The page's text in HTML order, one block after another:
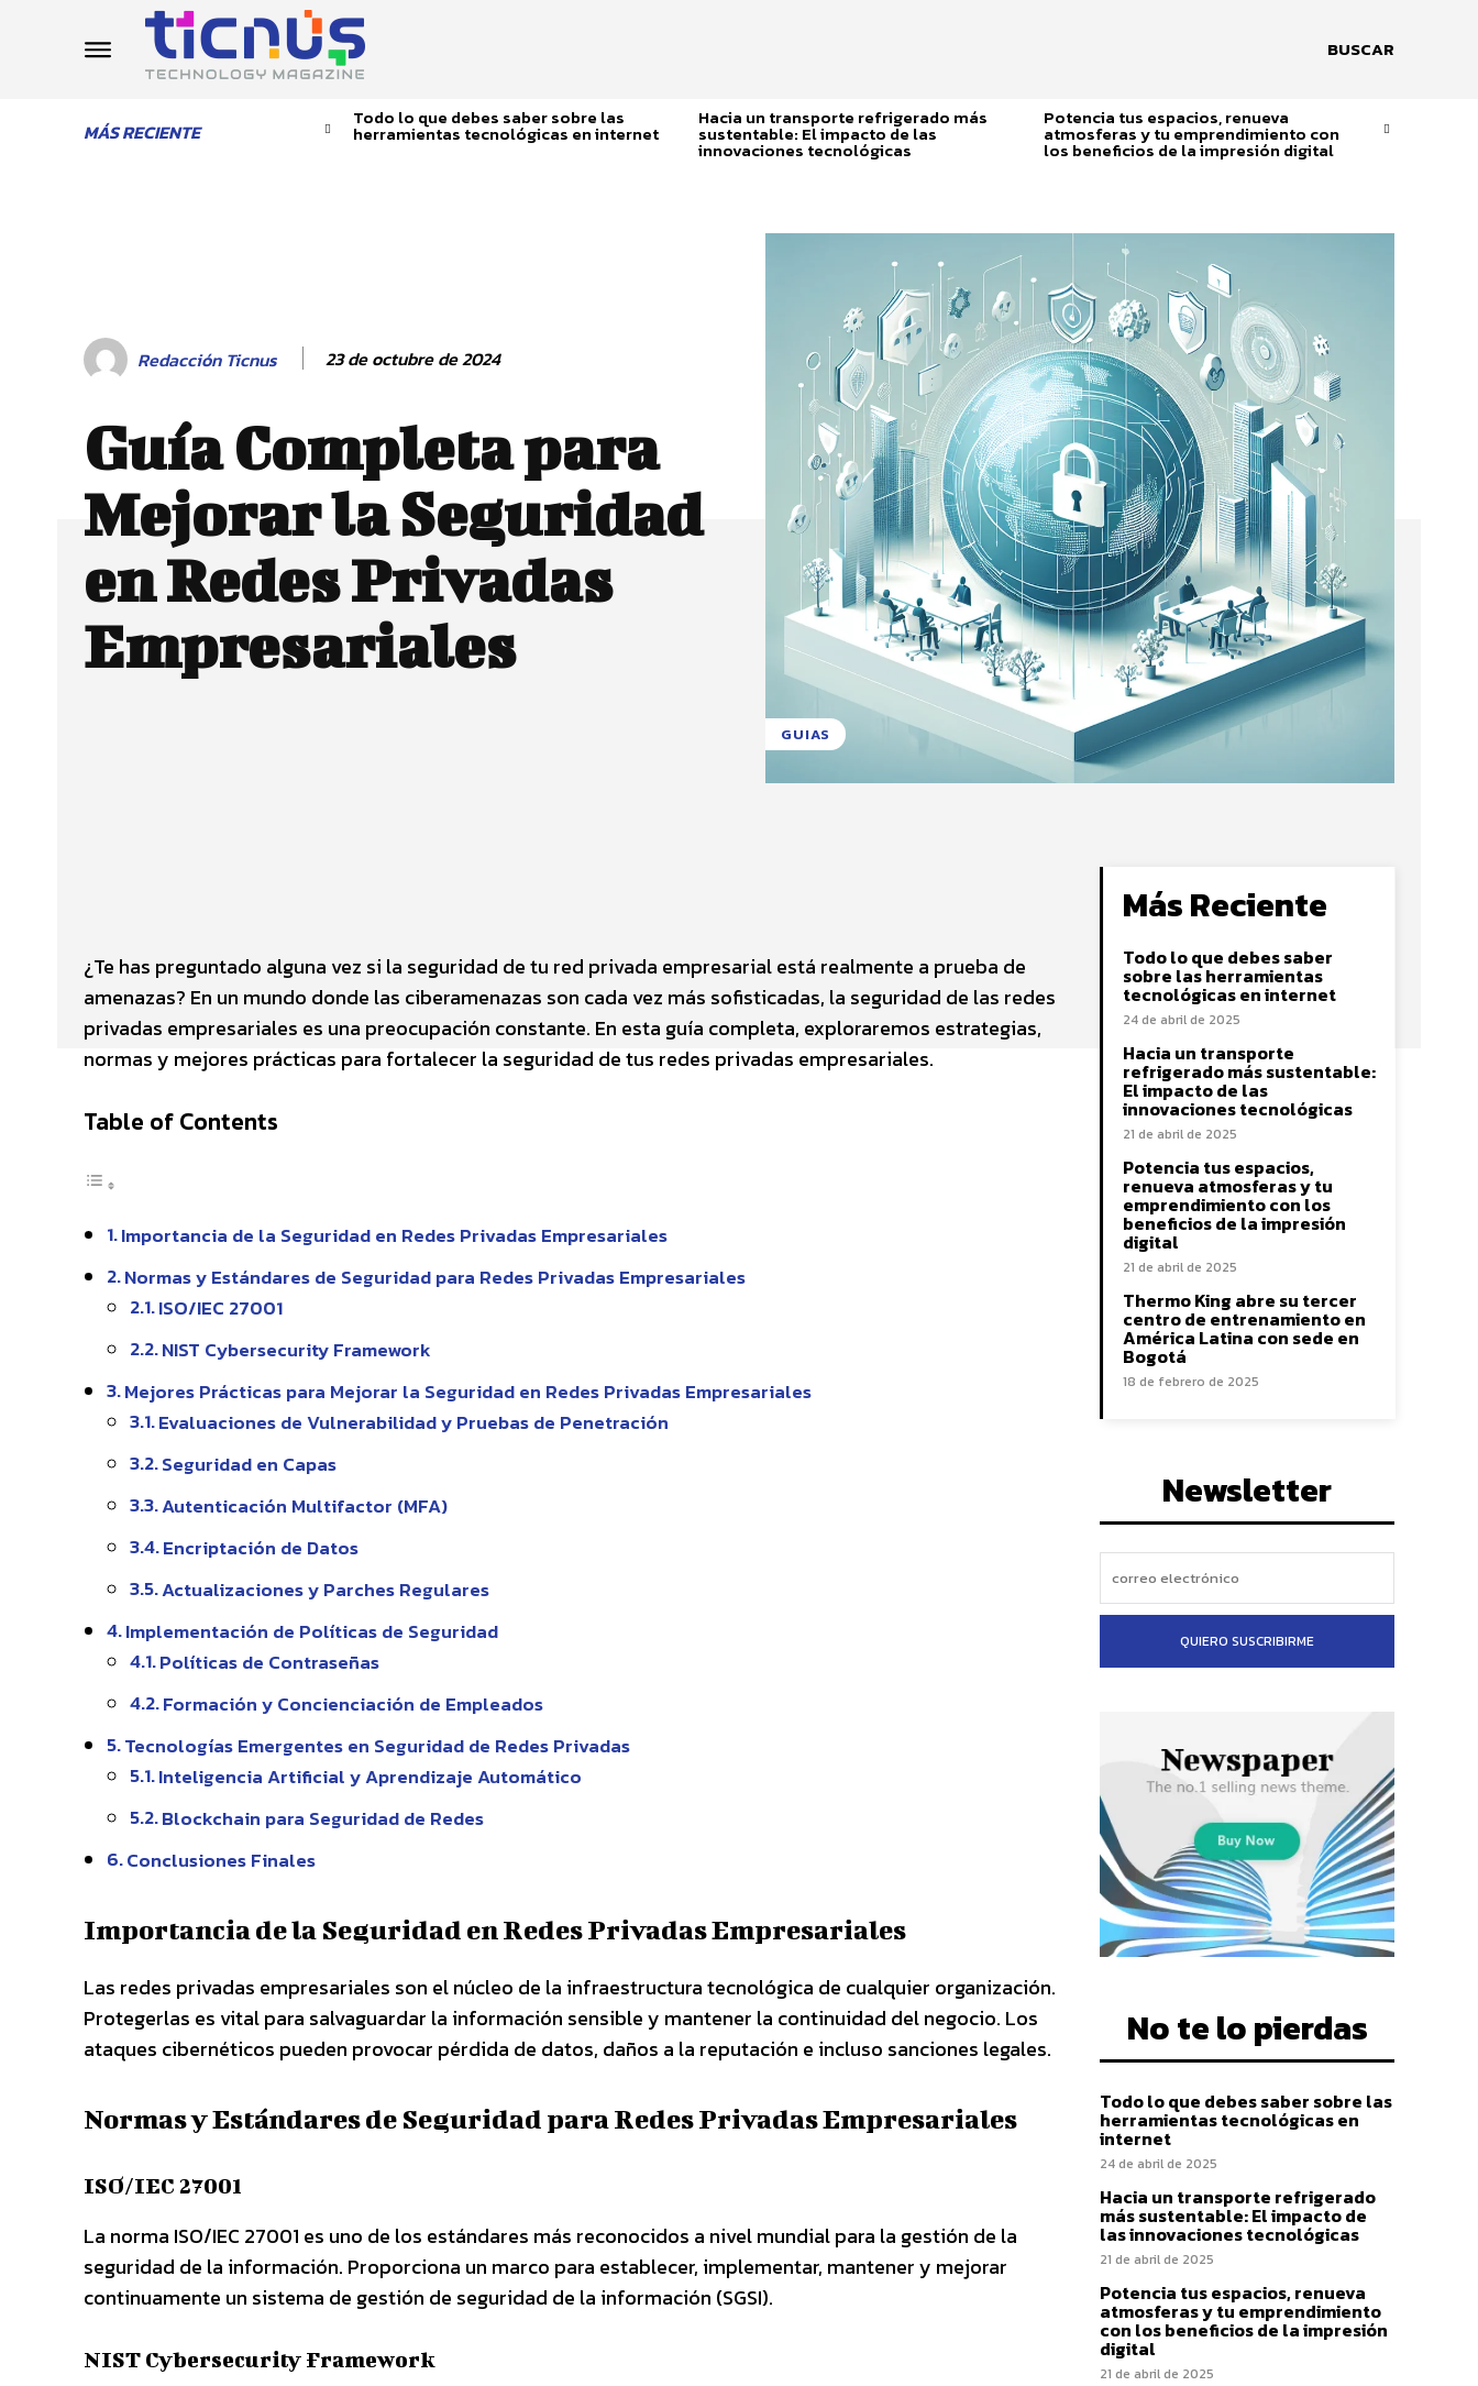
BUSCAR
MÁS RECIENTE
Todo lo que debes saber sobre las
herramientas tecnológicas en internet
Hacia un transporte refrigerado más
sustentable: El impacto de las
innovaciones tecnológicas
Potencia tus espacios, renueva
atmosferas y tu emprendimiento con
los beneficios de la impresión digital
Redacción Ticnus 23 de octubre de 2024
Guía Completa para
Mejorar la Seguridad
en Redes Privadas
Empresariales
GUIAS
¿Te has preguntado alguna vez si la seguridad de tu red privada empresarial está realmente a prueba de
amenazas? En un mundo donde las ciberamenazas son cada vez más sofisticadas, la seguridad de las redes
privadas empresariales es una preocupación constante. En esta guía completa, exploraremos estrategias,
normas y mejores prácticas para fortalecer la seguridad de tus redes privadas empresariales.
Table of Contents
Importancia de la Seguridad en Redes Privadas Empresariales
Normas y Estándares de Seguridad para Redes Privadas Empresariales
ISO/IEC 27001
NIST Cybersecurity Framework
Mejores Prácticas para Mejorar la Seguridad en Redes Privadas Empresariales
Evaluaciones de Vulnerabilidad y Pruebas de Penetración
Seguridad en Capas
Autenticación Multifactor (MFA)
Encriptación de Datos
Actualizaciones y Parches Regulares
Implementación de Políticas de Seguridad
Políticas de Contraseñas
Formación y Concienciación de Empleados
Tecnologías Emergentes en Seguridad de Redes Privadas
Inteligencia Artificial y Aprendizaje Automático
Blockchain para Seguridad de Redes
Conclusiones Finales
Importancia de la Seguridad en Redes Privadas Empresariales
Las redes privadas empresariales son el núcleo de la infraestructura tecnológica de cualquier organización.
Protegerlas es vital para salvaguardar la información sensible y mantener la continuidad del negocio. Los
ataques cibernéticos pueden provocar pérdida de datos, daños a la reputación e incluso sanciones legales.
Normas y Estándares de Seguridad para Redes Privadas Empresariales
ISO/IEC 27001
La norma ISO/IEC 27001 es uno de los estándares más reconocidos a nivel mundial para la gestión de la
seguridad de la información. Proporciona un marco para establecer, implementar, mantener y mejorar
continuamente un sistema de gestión de seguridad de la información (SGSI).
NIST Cybersecurity Framework
Más Reciente
Todo lo que debes saber
sobre las herramientas
tecnológicas en internet
24 de abril de 2025
Hacia un transporte
refrigerado más sustentable:
El impacto de las
innovaciones tecnológicas
21 de abril de 2025
Potencia tus espacios,
renueva atmosferas y tu
emprendimiento con los
beneficios de la impresión
digital
21 de abril de 2025
Thermo King abre su tercer
centro de entrenamiento en
América Latina con sede en
Bogotá
18 de febrero de 2025
Newsletter
QUIERO SUSCRIBIRME
No te lo pierdas
Todo lo que debes saber sobre las
herramientas tecnológicas en
internet
24 de abril de 2025
Hacia un transporte refrigerado
más sustentable: El impacto de
las innovaciones tecnológicas
21 de abril de 2025
Potencia tus espacios, renueva
atmosferas y tu emprendimiento
con los beneficios de la impresión
digital
21 de abril de 2025